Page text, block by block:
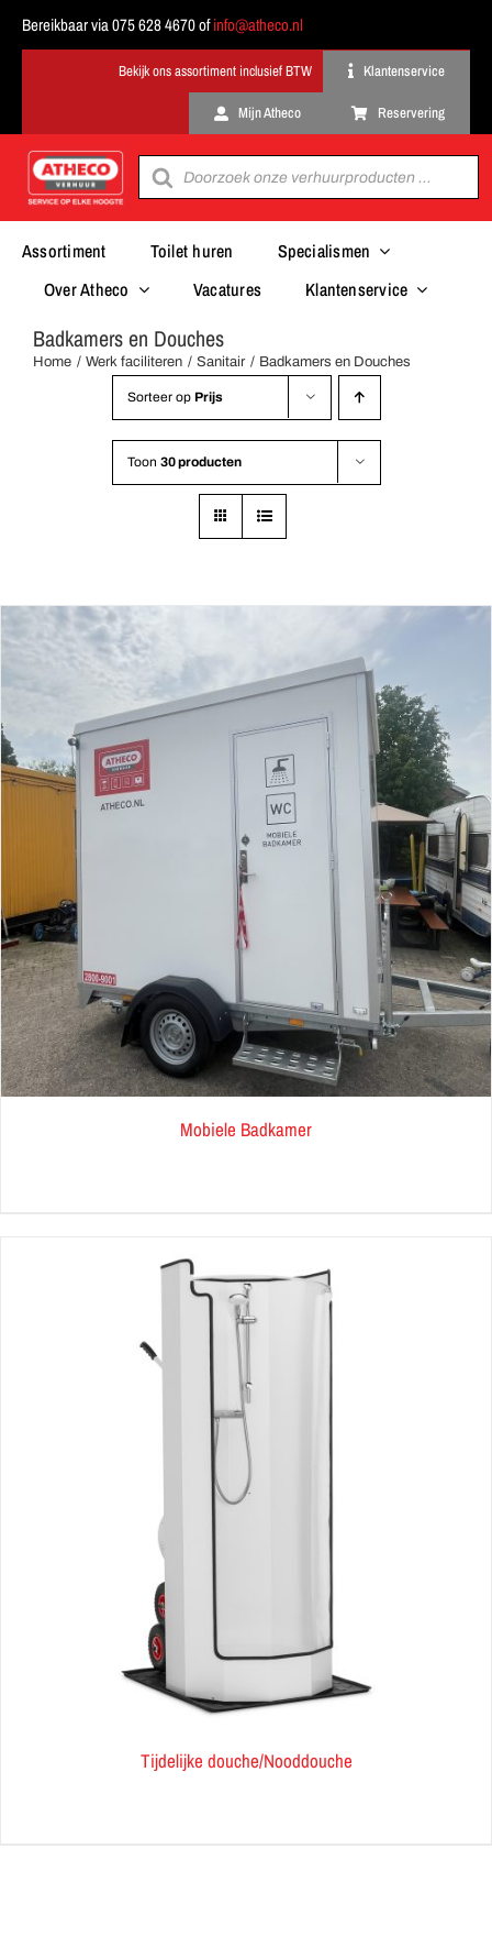
Bereikbaar via 075 628 4670 ofinfo@atheco.nl
Klantenservice
Mijn Atheco Reservering
Producten
zoeken
Assortiment Toilet huren
Specialismen
Over Atheco
Vacatures Klantenservice
Badkamers en Douches
Home Werk faciliteren Sanitair Badkamers en Douches
Sorteer op Prijs
Toon 30 producten
Mobiele Badkamer
Tijdelijke douche/Nooddouche